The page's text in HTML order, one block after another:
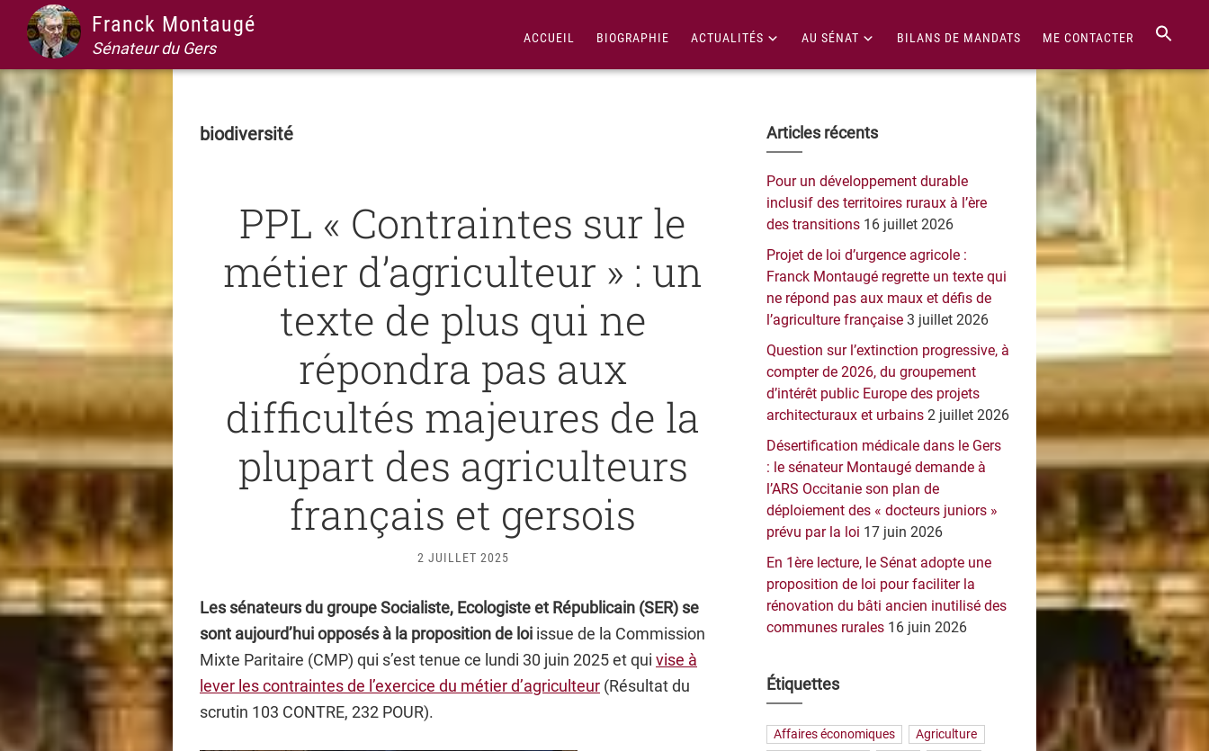
Passer
la
navigation
principale
Passer
contenu
principal
Passer
la
barre
latérale
principale
Passer
pied
de
page
Franck Montaugé
Sénateur du Gers
ACCUEIL BIOGRAPHIE ACTUALITÉS AU SÉNAT BILANS DE MANDATS ME CONTACTER
biodiversité
PPL « Contraintes sur le
métier d’agriculteur » : un
texte de plus qui ne
répondra pas aux
difficultés majeures de la
plupart des agriculteurs
français et gersois
2 JUILLET 2025
Les sénateurs du groupe Socialiste, Ecologiste et Républicain (SER) se
sont aujourd’hui opposés à la proposition de loi issue de la Commission
Mixte Paritaire (CMP) qui s’est tenue ce lundi 30 juin 2025 et qui vise à
lever les contraintes de l’exercice du métier d’agriculteur (Résultat du
scrutin 103 CONTRE, 232 POUR).
Barre
latérale
principale
Articles récents
Pour un développement durable
inclusif des territoires ruraux à l’ère
des transitions 16 juillet 2026
Projet de loi d’urgence agricole :
Franck Montaugé regrette un texte qui
ne répond pas aux maux et défis de
l’agriculture française 3 juillet 2026
Question sur l’extinction progressive, à
compter de 2026, du groupement
d’intérêt public Europe des projets
architecturaux et urbains 2 juillet 2026
Désertification médicale dans le Gers
: le sénateur Montaugé demande à
l’ARS Occitanie son plan de
déploiement des « docteurs juniors »
prévu par la loi 17 juin 2026
En 1ère lecture, le Sénat adopte une
proposition de loi pour faciliter la
rénovation du bâti ancien inutilisé des
communes rurales 16 juin 2026
Étiquettes
Affaires économiques
Agriculture